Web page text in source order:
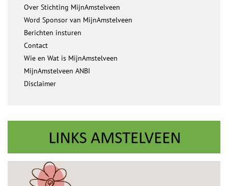
Over Stichting MijnAmstelveen
Word Sponsor van MijnAmstelveen
Berichten insturen
Contact
Wie en Wat is MijnAmstelveen
MijnAmstelveen ANBI
Disclaimer